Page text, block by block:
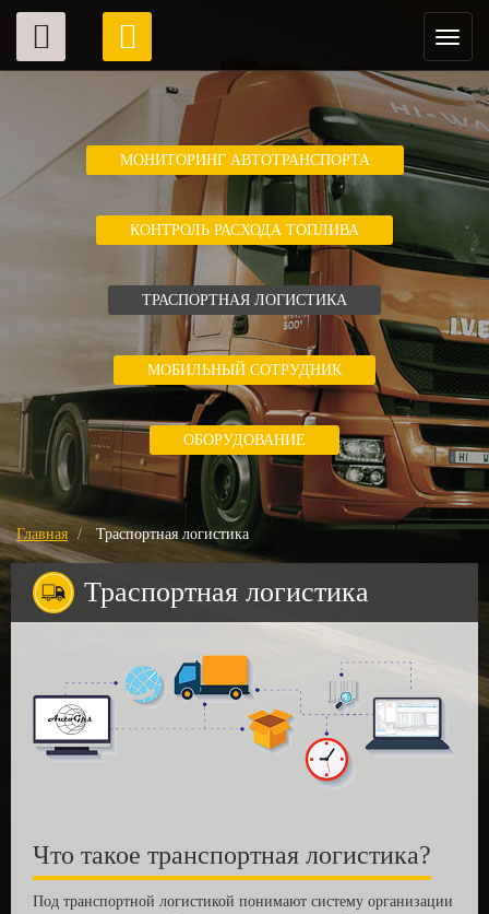
МОНИТОРИНГ АВТОТРАНСПОРТА
КОНТРОЛЬ РАСХОДА ТОПЛИВА
ТРАСПОРТНАЯ ЛОГИСТИКА
МОБИЛЬНЫЙ СОТРУДНИК
ОБОРУДОВАНИЕ
Главная Траспортная логистика
Траспортная логистика
Что такое транспортная логистика?
Под транспортной логистикой понимают систему организации